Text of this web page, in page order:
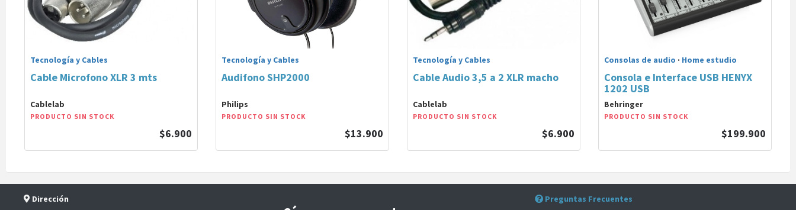
Tecnología y Cables
Cable Microfono XLR 3 mts
Cablelab
PRODUCTO SIN STOCK
$6.900
Tecnología y Cables
Audifono SHP2000
Philips
PRODUCTO SIN STOCK
$13.900
Tecnología y Cables
Cable Audio 3,5 a 2 XLR macho
Cablelab
PRODUCTO SIN STOCK
$6.900
Consolas de audio · Home estudio
Consola e Interface USB HENYX
1202 USB
Behringer
PRODUCTO SIN STOCK
$199.900
Dirección Preguntas Frecuentes